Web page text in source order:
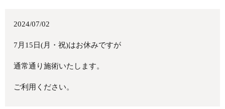
2024/07/02
7月15日(月・祝)はお休みですが
通常通り施術いたします。
ご利用ください。